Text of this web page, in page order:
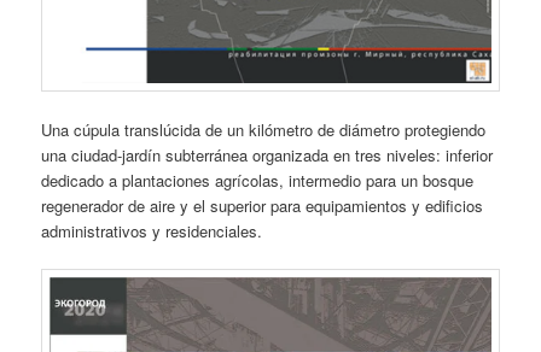
Una cúpula translúcida de un kilómetro de diámetro protegiendo
una ciudad-jardín subterránea organizada en tres niveles: inferior
dedicado a plantaciones agrícolas, intermedio para un bosque
regenerador de aire y el superior para equipamientos y edificios
administrativos y residenciales.